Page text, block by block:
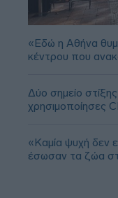
«Εδώ η Αθήνα
κέντρου που
Δύο σημείο
χρησιμοποίησες
«Καμία ψυχή δεν
έσωσαν τα ζώα